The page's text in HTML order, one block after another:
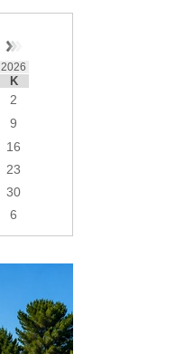
2026
Κ
2
9
16
23
30
6